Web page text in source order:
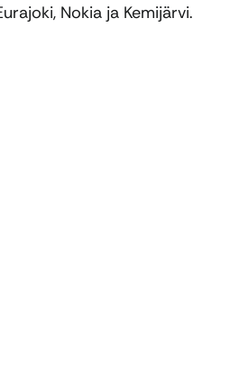
Nokia ja Kemijärvi.